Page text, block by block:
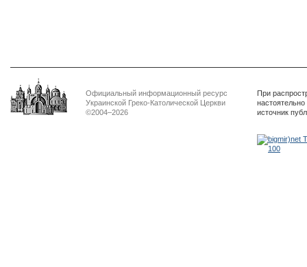
Официальный информационный ресурс
Украинской Греко-Католической Церкви
©2004–2026
При
источник